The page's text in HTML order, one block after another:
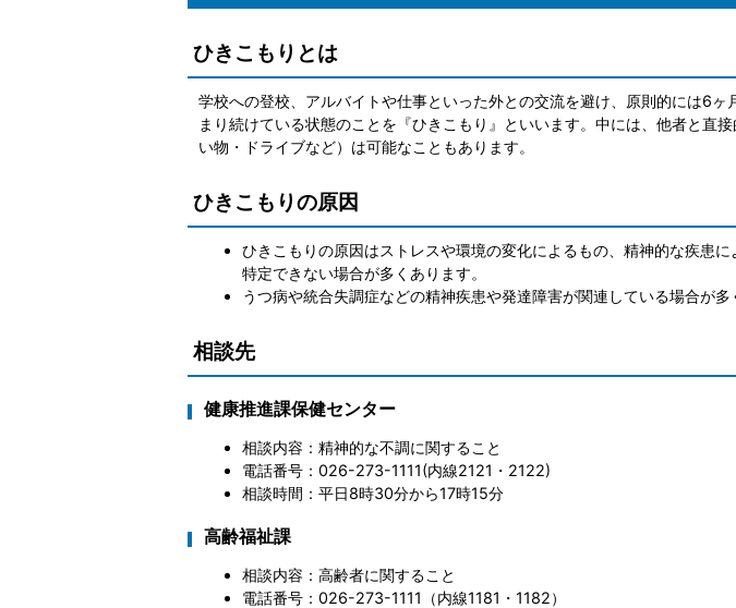
ひきこもりとは
学校への登校、アルバイトや仕事といった外との交流を避け、原則的には6ヶ
まり続けている状態のことを『ひきこもり』といいます。中には、他者と直
い物・ドライブなど）は可能なこともあります。
ひきこもりの原因
ひきこもりの原因はストレスや環境の変化によるもの、精神的な疾患
特定できない場合が多くあります。
うつ病や統合失調症などの精神疾患や発達障害が関連している場合が多
相談先
健康推進課保健センター
相談内容：精神的な不調に関すること
電話番号：026-273-1111(内線2121・2122)
相談時間：平日8時30分から17時15分
高齢福祉課
相談内容：高齢者に関すること
電話番号：026-273-1111（内線1181・1182）